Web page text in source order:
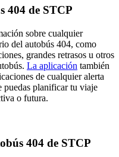
404 de STCP
sobre cualquier
del autobús 404, como
grandes retrasos u otros
La aplicación también
de cualquier alerta
puedas planificar tu viaje
o futura.
404 de STCP